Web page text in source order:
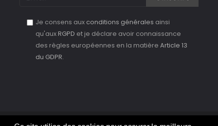
Je consens aux conditions générales ainsi
qu'auxRGPD et je déclare avoir connaissance
des règles européennes en la matière Article 13
du GDPR.